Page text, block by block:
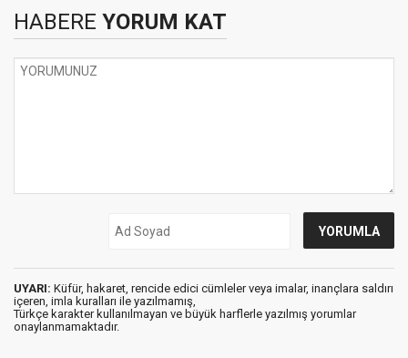
HABERE YORUM KAT
UYARI: Küfür, hakaret, rencide edici cümleler veya imalar, inançlara saldırı
içeren, imla kuralları ile yazılmamış,
Türkçe karakter kullanılmayan ve büyük harflerle yazılmış yorumlar
onaylanmamaktadır.